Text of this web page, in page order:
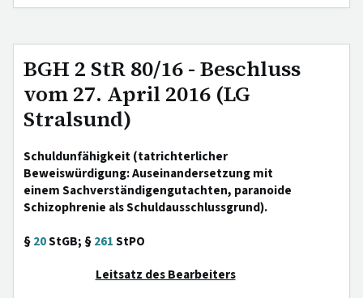
BGH 2 StR 80/16 - Beschluss
vom 27. April 2016 (LG
Stralsund)
Schuldunfähigkeit (tatrichterlicher
Beweiswürdigung: Auseinandersetzung mit
einem Sachverständigengutachten, paranoide
Schizophrenie als Schuldausschlussgrund).
§20StGB; §261StPO
Leitsatz des Bearbeiters